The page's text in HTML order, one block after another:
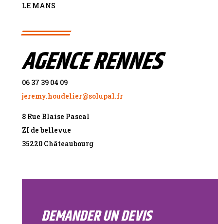
LE MANS
AGENCE RENNES
06 37 39 04 09
jeremy.houdelier@solupal.fr
8 Rue Blaise Pascal
ZI de bellevue
35220 Châteaubourg
DEMANDER UN DEVIS